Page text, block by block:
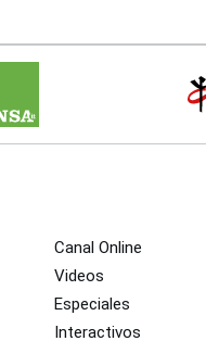
Canal Online
Videos
Especiales
Interactivos